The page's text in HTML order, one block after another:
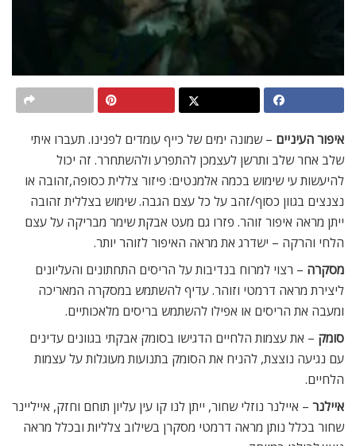
איפור העיניים – שמונה ימים של כייף עומדים לפנינו. תעברו איתי
שלב אחר שלב ותרשן לעצמכן להתפרע ולהשתחרר. זה יכול
להיעשות עי שימוש בכמה אלמנטים: פיזור צללית כסופה,זהובה או
נצנצים בגוון כסוף/זהב על כל עצם הגבה. שימוש בצללית זהובה
ייתן מראה איפור זוהר. פזרו גם מעט אבקת שימר מבריקה על עצם
הלחי והרקה – ישדרג את מראה האיפור לזוהר יותר.
מסקרה – רצוי למרוח בנדיבות על הריסים התחתונים והעליונים
ליצירת מראה דרמטי וזוהר. עדיף להשתמש במסקרה המאריכה
ומעבה את הריסים או אפילו להשתמש בריסים מלאכותיים.
סומק – את עצמות הלחיים הדגישו בסומק אבקתי בגוונים עדינים
עם נגיעה נוצצת, להניח את הסומק בתנועות מעוגלות על עצמות
הלחיים.
איילנר – איילנר נוזלי שחור, ייתן לנו קו עין עליון תוחם וחזק, אייליינר
שחור בכלל נותן מראה דרמטי מסקרן בשילוב צלליות ובכלל מראה